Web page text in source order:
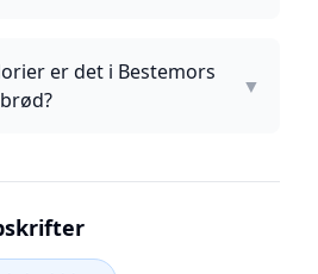
er det i Bestemors
▼